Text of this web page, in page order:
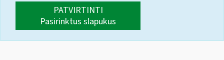
PATVIRTINTI
Pasirinktus slapukus